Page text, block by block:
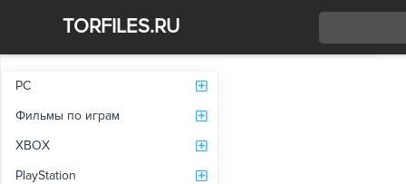
TORFILES.RU
PC
Фильмы по играм
XBOX
PlayStation